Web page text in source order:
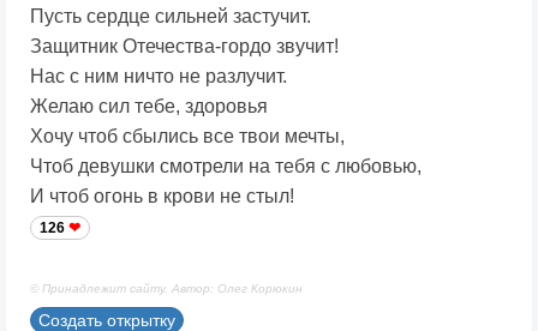
Пусть сердце сильней застучит.
Защитник Отечества-гордо звучит!
Нас с ним ничто не разлучит.
Желаю сил тебе, здоровья
Хочу чтоб сбылись все твои мечты,
Чтоб девушки смотрели на тебя с любовью,
И чтоб огонь в крови не стыл!
126
© Принадлежит сайту. Автор: Олег Корюкин
Создать открытку